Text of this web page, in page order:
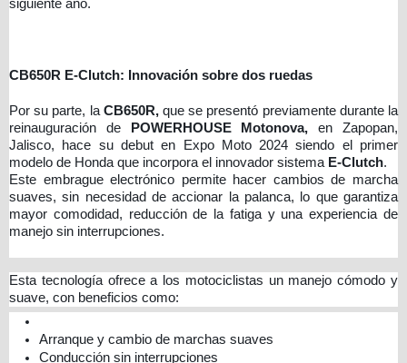
siguiente año.
CB650R E-Clutch: Innovación sobre dos ruedas
Por su parte, la CB650R,que se presentó previamente durante la
reinauguración de
POWERHOUSE Motonova, en Zapopan,
Jalisco, hace su debut en Expo Moto 2024 siendo el primer
modelo de Honda que incorpora el innovador sistema E-Clutch.
Este embrague electrónico permite hacer cambios de marcha
suaves, sin necesidad de accionar la palanca, lo que garantiza
mayor comodidad, reducción de la fatiga y una experiencia de
manejo sin interrupciones​.
Esta tecnología ofrece a los motociclistas un manejo cómodo y
suave, con beneficios como:
Arranque y cambio de marchas suaves
Conducción sin interrupciones